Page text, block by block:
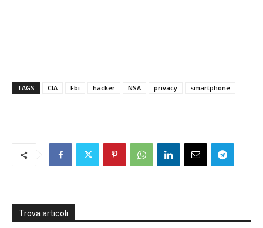
TAGS CIA Fbi hacker NSA privacy smartphone
Trova articoli